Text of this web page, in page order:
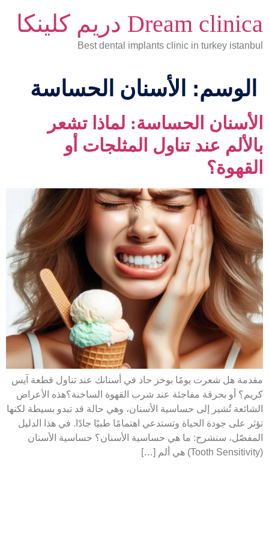
Dream clinica دريم كلينكا
Best dental implants clinic in turkey istanbul
الوسم: الأسنان الحساسة
الأسنان الحساسة: لماذا تشعر
بالألم عند تناول المثلجات أو
القهوة؟
مقدمة هل شعرت يومًا بوخز حاد في أسنانك عند تناول قطعة آيس
كريم؟ أو بحرقة مفاجئة عند شرب القهوة الساخنة؟هذه الأعراض
الشائعة تُشير إلى حساسية الأسنان، وهي حالة قد تبدو بسيطة لكنها
تؤثر على جودة الحياة وتستدعي اهتمامًا طبيًا جادًا. في هذا الدليل
المفصّل، سنشرح: ما هي حساسية الأسنان؟ حساسية الأسنان
(Tooth Sensitivity) هي ألم […]